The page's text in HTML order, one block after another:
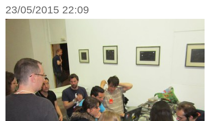
23/05/2015 22:09